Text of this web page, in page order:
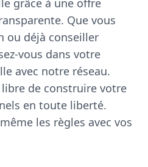
grâce à une offre
Que vous
ou déjà conseiller
vous dans votre
avec notre réseau.
de construire votre
en toute liberté.
les règles avec vos